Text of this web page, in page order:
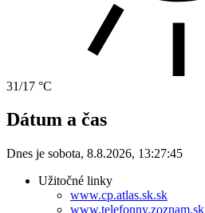
31/17 °C
Dátum a čas
Dnes je sobota, 8.8.2026, 13:27:45
Užitočné linky
www.cp.atlas.sk.sk
www.telefonny.zoznam.sk